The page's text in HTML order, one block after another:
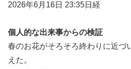
2026年6月16日 23:35日経
個人的な出来事からの検証
春のお花がそろそろ終わりに近づ
えた。